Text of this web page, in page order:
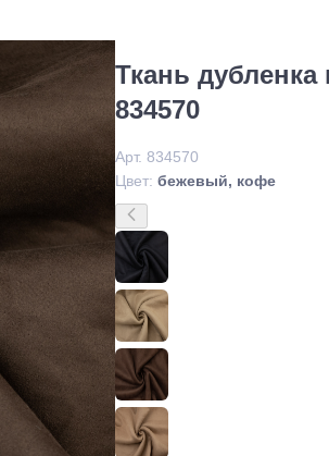
Ткань дубленка
834570
Арт. 834570
Цвет: бежевый, кофе